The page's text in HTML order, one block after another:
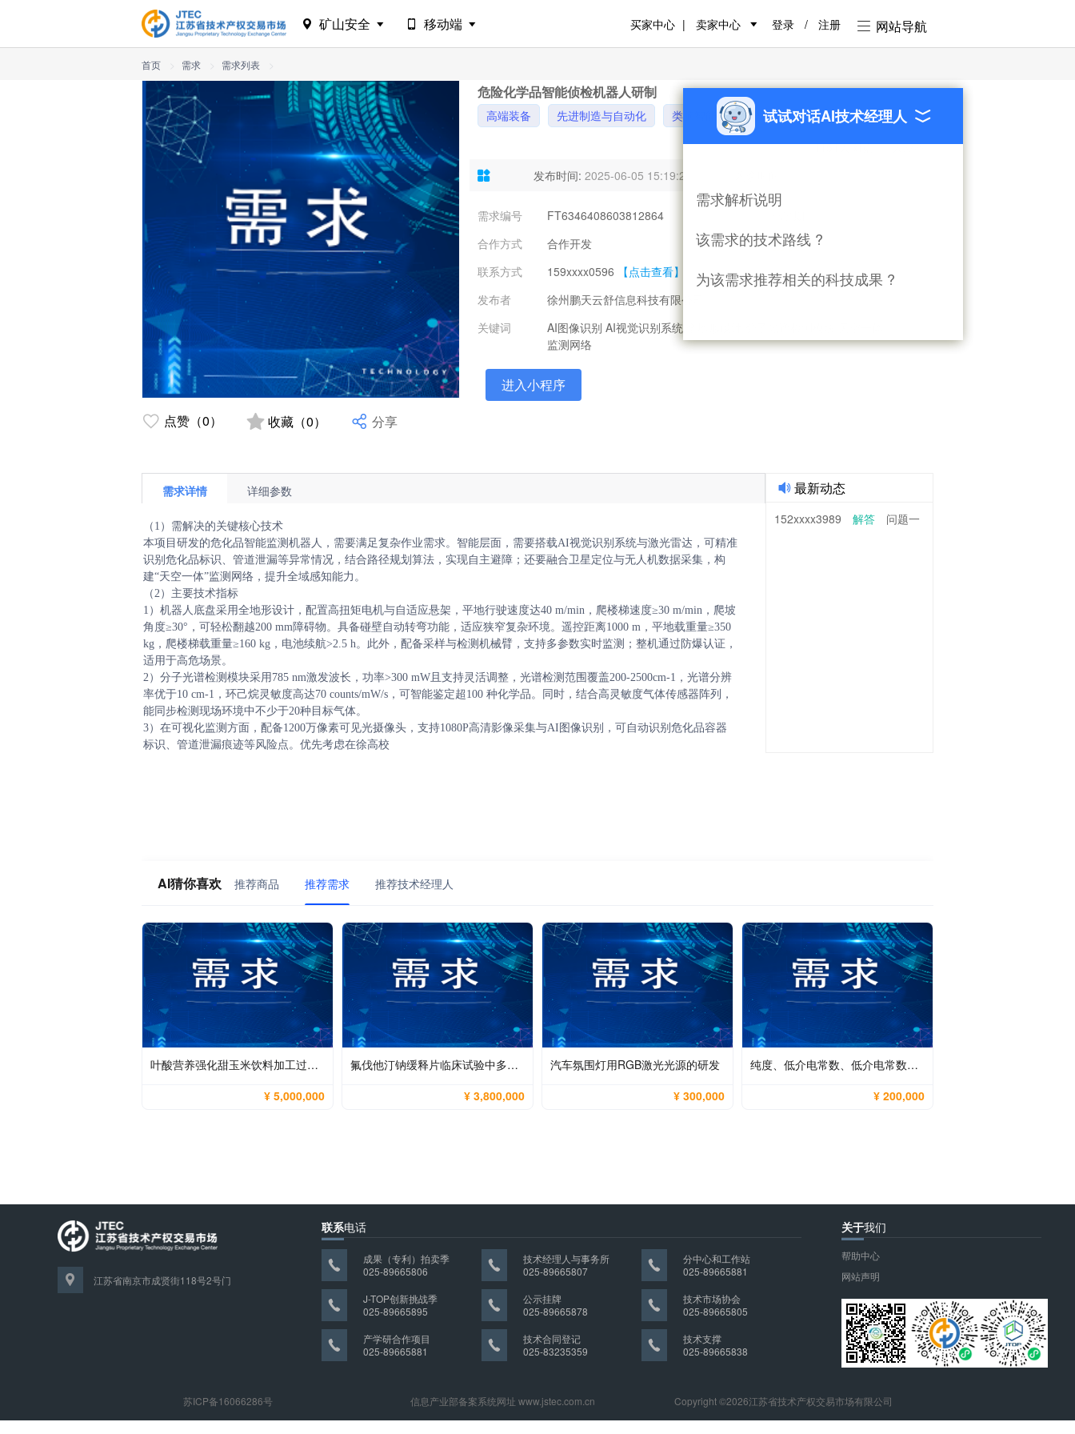
矿山安全 移动端 登录 / 注册 网站导航
买家中心 卖家中心
首页 需求 需求列表
点赞（0） 收藏（0） 分享
危险化学品智能侦检机器人研制
高端装备 先进制造与自动化 类脑智能 机器人
先进节能环保装备
1151人浏览 | 1人应答
发布时间: 2025-06-05 15:19:27
需求编号 FT6346408603812864
合作方式
合作开发 意向投入 面议
联系方式 159xxxx0596
【点击查看】
发布者
徐州鹏天云舒信息科技有限公司
关键词
AI图像识别 AI视觉识别系统 全地形设计 分子光谱检测模块 天空一体
监测网络
进入小程序
需求详情 详细参数
（1）需解决的关键核心技术
本项目研发的危化品智能监测机器人，需要满足复杂作业需求。智能层面，需要搭载AI视觉识别系统与激光雷达，可精准
识别危化品标识、管道泄漏等异常情况，结合路径规划算法，实现自主避障；还要融合卫星定位与无人机数据采集，构
建“天空一体”监测网络，提升全域感知能力。
（2）主要技术指标
1）机器人底盘采用全地形设计，配置高扭矩电机与自适应悬架，平地行驶速度达40 m/min，爬楼梯速度≥30 m/min，爬坡
角度≥30°，可轻松翻越200 mm障碍物。具备碰壁自动转弯功能，适应狭窄复杂环境。遥控距离1000 m，平地载重量≥350
kg，爬楼梯载重量≥160 kg，电池续航>2.5 h。此外，配备采样与检测机械臂，支持多参数实时监测；整机通过防爆认证，
适用于高危场景。
2）分子光谱检测模块采用785 nm激发波长，功率>300 mW且支持灵活调整，光谱检测范围覆盖200-2500cm-1，光谱分辨
率优于10 cm-1，环己烷灵敏度高达70 counts/mW/s，可智能鉴定超100 种化学品。同时，结合高灵敏度气体传感器阵列，
能同步检测现场环境中不少于20种目标气体。
3）在可视化监测方面，配备1200万像素可见光摄像头，支持1080P高清影像采集与AI图像识别，可自动识别危化品容器
标识、管道泄漏痕迹等风险点。优先考虑在徐高校
最新动态
152xxxx3989 解答 问题一
AI猜你喜欢 推荐商品 推荐需求 推荐技术经理人
叶酸营养强化甜玉米饮料加工过程中天然叶酸的最大化保全与产品稳定性控制
¥ 5,000,000
氟伐他汀钠缓释片临床试验中多峰吸收特征捕捉、高变异性控制与高灵敏宽线性检测方法开发
¥ 3,800,000
汽车氛围灯用RGB激光光源的研发
¥ 300,000
纯度、低介电常数、低介电常数二氧化硅粉末的制备技术
¥ 200,000
Hi，我是江苏省技术产权交易市场成果转化AI技术经理人!
试试对话AI技术经理人
需求解析说明
该需求的技术路线 ?
为该需求推荐相关的科技成果 ?
江苏省南京市成贤街118号2号门
联系电话
成果（专利）拍卖季
025-89665806
技术经理人与事务所
025-89665807
分中心和工作站
025-89665881
J-TOP创新挑战季
025-89665895
公示挂牌
025-89665878
技术市场协会
025-89665805
产学研合作项目
025-89665881
技术合同登记
025-83235359
技术支撑
025-89665838
关于我们
帮助中心
网站声明
苏ICP备16066286号 信息产业部备案系统网址 www.jstec.com.cn Copyright ©2026江苏省技术产权交易市场有限公司